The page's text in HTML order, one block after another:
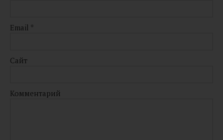
Email *
Сайт
Комментарий